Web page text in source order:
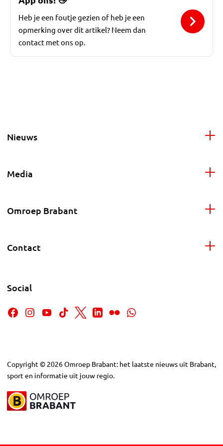
Heb je een foutje gezien of heb je een
opmerking over dit artikel? Neem dan
contact met ons op.
Nieuws
Media
Omroep Brabant
Contact
Social
Copyright © 2026Omroep Brabant: het laatste nieuws uit Brabant,
sport en informatie uit jouw regio.